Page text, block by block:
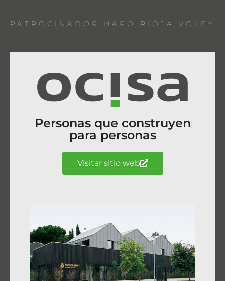
PATROCINADOR HARO RIOJA VOLEY
Personas que construyen
para personas
Visitar sitio web